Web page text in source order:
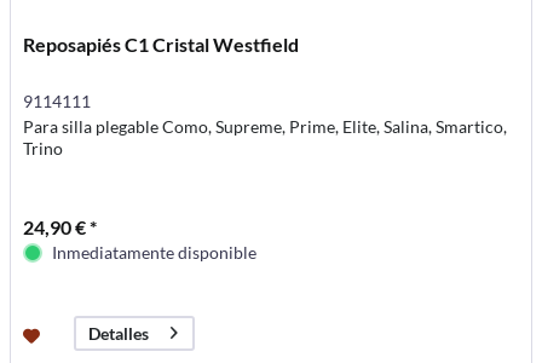
Reposapiés C1 Cristal Westfield
9114111
Para silla plegable Como, Supreme, Prime, Elite, Salina, Smartico,
Trino
24,90 € *
Inmediatamente disponible
Detalles